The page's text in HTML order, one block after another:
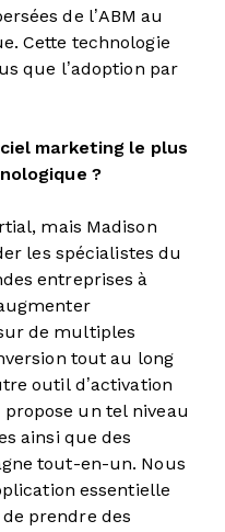
de l’ABM au
Cette technologie
que l’adoption par
marketing le plus
?
mais Madison
les spécialistes du
entreprises à
de multiples
tout au long
outil d’activation
un tel niveau
ainsi que des
tout-en-un. Nous
essentielle
prendre des